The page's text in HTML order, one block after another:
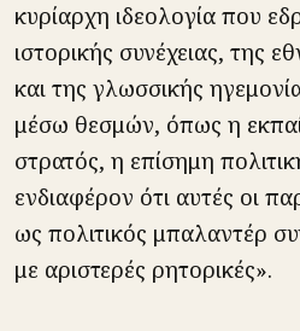
κυρίαρχη ιδεολογία που
ιστορικής συνέχειας, της
και της γλωσσικής
μέσω θεσμών, όπως η
στρατός, η επίσημη
ενδιαφέρον ότι αυτές οι
ως πολιτικός μπαλαντέρ
με αριστερές ρητορικές».